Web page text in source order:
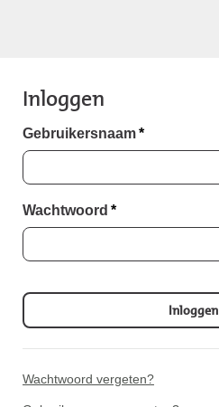
Inloggen
Gebruikersnaam*
Wachtwoord *
Inloggen
Wachtwoord vergeten?